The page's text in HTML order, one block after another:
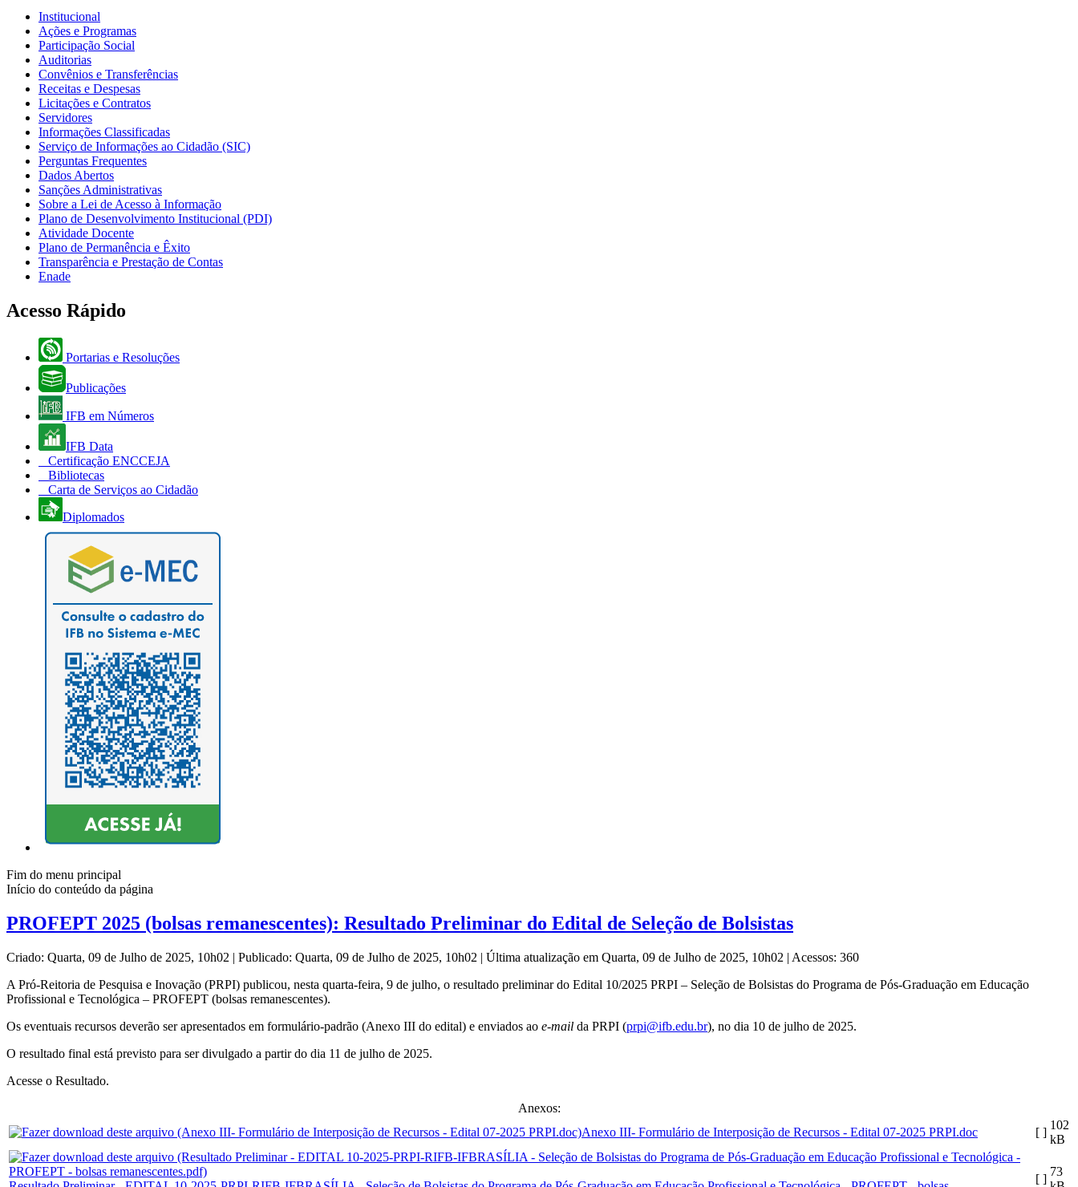
Institucional
Ações e Programas
Participação Social
Auditorias
Convênios e Transferências
Receitas e Despesas
Licitações e Contratos
Servidores
Informações Classificadas
Serviço de Informações ao Cidadão (SIC)
Perguntas Frequentes
Dados Abertos
Sanções Administrativas
Sobre a Lei de Acesso à Informação
Plano de Desenvolvimento Institucional (PDI)
Atividade Docente
Plano de Permanência e Êxito
Transparência e Prestação de Contas
Enade
Acesso Rápido
Portarias e Resoluções
Publicações
IFB em Números
IFB Data
Certificação ENCCEJA
Bibliotecas
Carta de Serviços ao Cidadão
Diplomados
Fim do menu principal
Início do conteúdo da página
PROFEPT 2025 (bolsas remanescentes): Resultado Preliminar do Edital de Seleção de Bolsistas
Criado: Quarta, 09 de Julho de 2025, 10h02 | Publicado: Quarta, 09 de Julho de 2025, 10h02 | Última atualização em Quarta, 09 de Julho de 2025, 10h02 | Acessos: 360
A Pró-Reitoria de Pesquisa e Inovação (PRPI) publicou, nesta quarta-feira, 9 de julho, o resultado preliminar do Edital 10/2025 PRPI – Seleção de Bolsistas do Programa de Pós-Graduação em Educação
Profissional e Tecnológica – PROFEPT (bolsas remanescentes).
Os eventuais recursos deverão ser apresentados em formulário-padrão (Anexo III do edital) e enviados ao e-mail da PRPI (prpi@ifb.edu.br), no dia 10 de julho de 2025.
O resultado final está previsto para ser divulgado a partir do dia 11 de julho de 2025.
Acesse o Resultado.
Anexos:
Anexo III- Formulário de Interposição de Recursos - Edital 07-2025 PRPI.doc
[ ]
102
kB
[ ]
73